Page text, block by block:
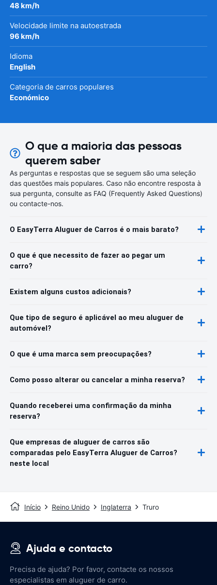
48 km/h
Velocidade limite na autoestrada
96 km/h
Idioma
English
Categoria de carros populares
Económico
O que a maioria das pessoas
querem saber
As perguntas e respostas que se seguem são uma seleção
das questões mais populares. Caso não encontre resposta à
sua pergunta, consulte as FAQ (Frequently Asked Questions)
ou contacte-nos.
O EasyTerra Aluguer de Carros é o mais barato?
O que é que necessito de fazer ao pegar um
carro?
Existem alguns custos adicionais?
Que tipo de seguro é aplicável ao meu aluguer de
automóvel?
O que é uma marca sem preocupações?
Como posso alterar ou cancelar a minha reserva?
Quando receberei uma confirmação da minha
reserva?
Que empresas de aluguer de carros são
comparadas pelo EasyTerra Aluguer de Carros?
neste local
Início Reino Unido Inglaterra Truro
Ajuda e contacto
Precisa de ajuda? Por favor, contacte os nossos
especialistas em aluguer de carro.